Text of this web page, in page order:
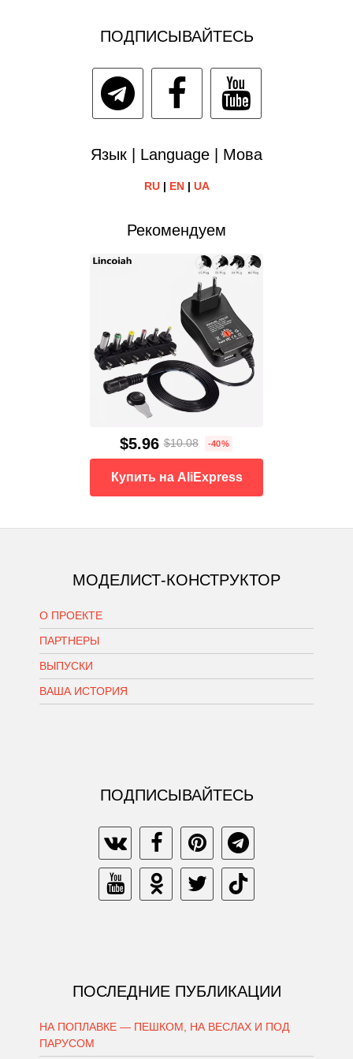
ПОДПИСЫВАЙТЕСЬ
Язык | Language | Мова
RU| EN| UA
Рекомендуем
$5.96 $10.08 -40%
Купить на AliExpress
МОДЕЛИСТ-КОНСТРУКТОР
О ПРОЕКТЕ
ПАРТНЕРЫ
ВЫПУСКИ
ВАША ИСТОРИЯ
ПОДПИСЫВАЙТЕСЬ
ПОСЛЕДНИЕ ПУБЛИКАЦИИ
НА ПОПЛАВКЕ — ПЕШКОМ, НА ВЕСЛАХ И ПОД
ПАРУСОМ